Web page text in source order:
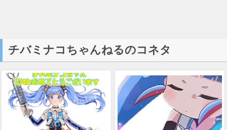
チバミナコちゃんねるのコネタ